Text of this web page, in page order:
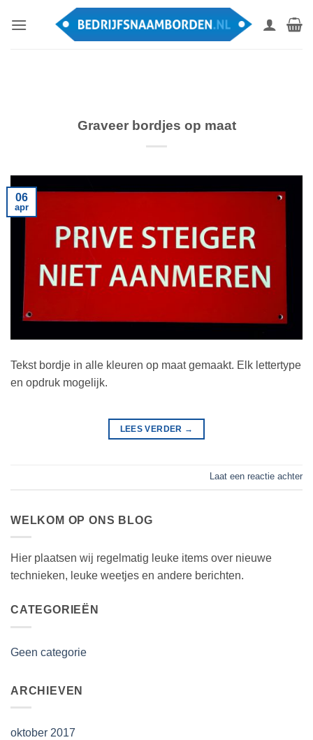
naar
Graveer bordjes op maat
06
apr
Tekst bordje in alle kleuren op maat gemaakt. Elk lettertype
en opdruk mogelijk.
LEES VERDER →
Laat een reactie achter
WELKOM OP ONS BLOG
Hier plaatsen wij regelmatig leuke items over nieuwe
technieken, leuke weetjes en andere berichten.
CATEGORIEËN
Geen categorie
ARCHIEVEN
oktober 2017